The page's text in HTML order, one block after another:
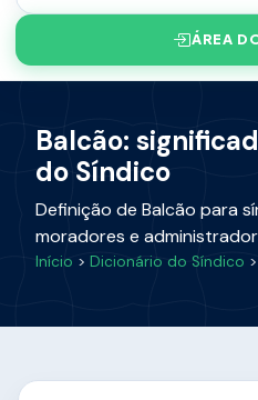
ÁREA
Balcão:
do Síndico
Definição de Balcão para
moradores e
Início > Dicionário do Síndico